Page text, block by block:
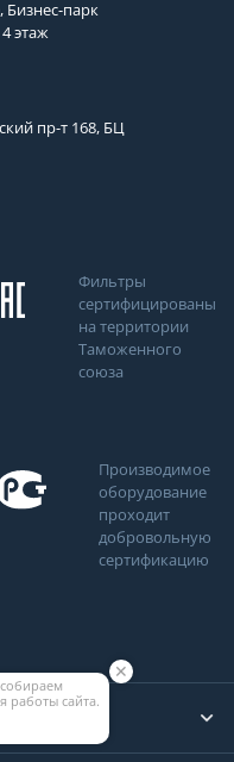
Бизнес-парк
этаж
пр-т 168, БЦ
Фильтры
сертифицированы
на территории
Таможенного
союза
Производимое
оборудование
проходит
добровольную
сертификацию
работы сайта.
✕